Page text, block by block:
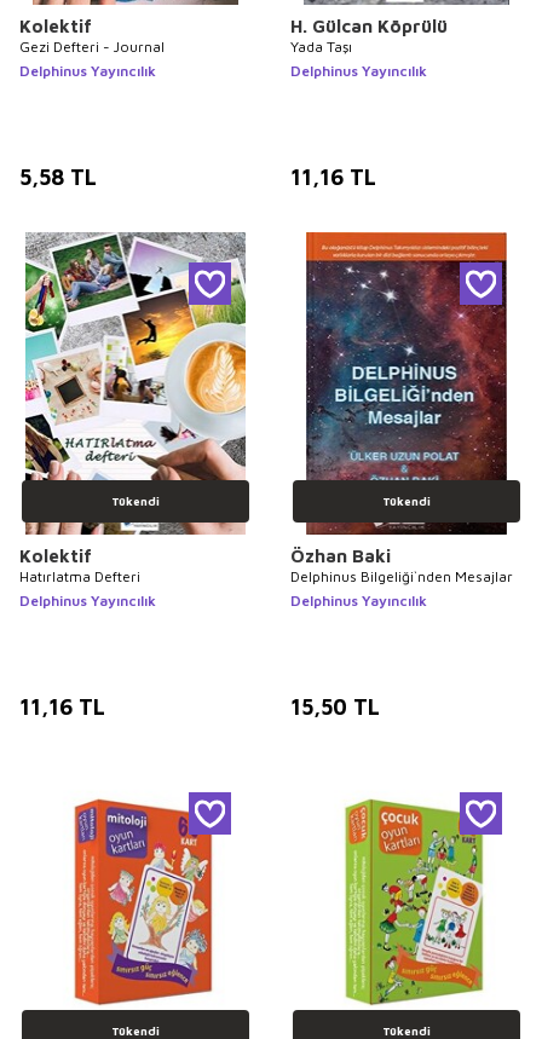
Kolektif
Gezi Defteri - Journal
Delphinus Yayıncılık
5,58 TL
H. Gülcan Köprülü
Yada Taşı
Delphinus Yayıncılık
11,16 TL
Tükendi
Kolektif
Hatırlatma Defteri
Delphinus Yayıncılık
11,16 TL
Tükendi
Özhan Baki
Delphinus Bilgeliği`nden Mesajlar
Delphinus Yayıncılık
15,50 TL
Tükendi Tükendi